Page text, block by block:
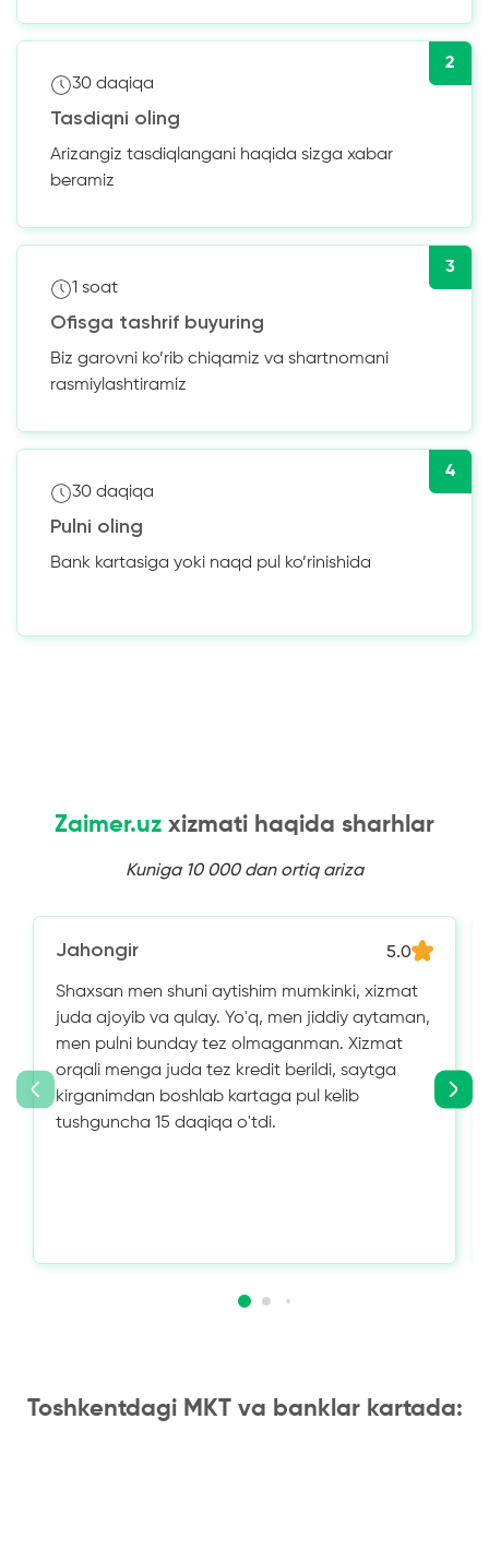
2
30 daqiqa
Tasdiqni oling
Arizangiz tasdiqlangani haqida sizga xabar
beramiz
3
1 soat
Ofisga tashrif buyuring
Biz garovni ko’rib chiqamiz va shartnomani
rasmiylashtiramiz
4
30 daqiqa
Pulni oling
Bank kartasiga yoki naqd pul ko’rinishida
Zaimer.uz xizmati haqida sharhlar
Kuniga 10 000 dan ortiq ariza
Jahongir 5.0
Shaxsan men shuni aytishim mumkinki, xizmat
juda ajoyib va ​​qulay. Yo'q, men jiddiy aytaman,
men pulni bunday tez olmaganman. Xizmat
orqali menga juda tez kredit berildi, saytga
kirganimdan boshlab kartaga pul kelib
tushguncha 15 daqiqa o'tdi.
Toshkentdagi MKT va banklar kartada: